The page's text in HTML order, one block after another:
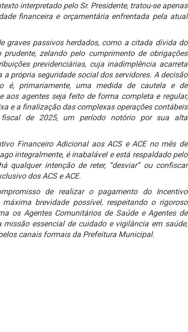
interpretado pelo Sr. Presidente, tratou-se apenas
financeira e orçamentária enfrentada pela atual
graves passivos herdados, como a citada dívida do
zelando pelo cumprimento de obrigações
previdenciárias, cuja inadimplência acarreta
própria seguridade social dos servidores. A decisão
é, primariamente, uma medida de cautela e de
aos agentes seja feito de forma completa e regular,
e a finalização das complexas operações contábeis
fiscal de 2025, um período notório por sua alta
Financeiro Adicional aos ACS e ACE no mês de
integralmente, é inabalável e está respaldado pelo
qualquer intenção de reter, “desviar” ou confiscar
dos ACS e ACE.
de realizar o pagamento do Incentivo
brevidade possível, respeitando o rigoroso
os Agentes Comunitários de Saúde e Agentes de
essencial de cuidado e vigilância em saúde,
canais formais da Prefeitura Municipal.